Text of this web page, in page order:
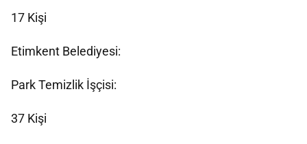
17 Kişi
Etimkent Belediyesi:
Park Temizlik İşçisi:
37 Kişi